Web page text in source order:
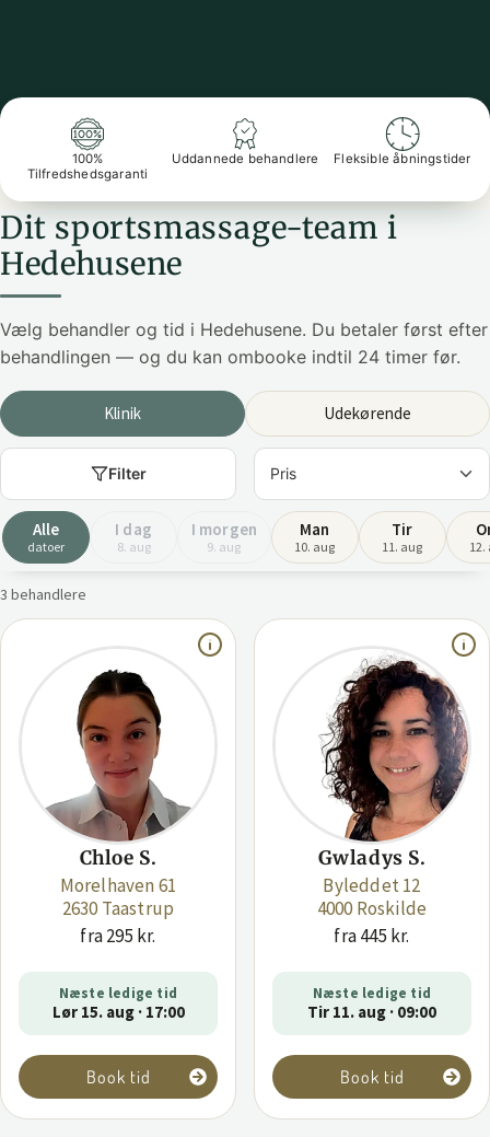
100%
Tilfredshedsgaranti
Uddannede behandlere Fleksible åbningstider
Dit sportsmassage-team i
Hedehusene
Vælg behandler og tid i Hedehusene. Du betaler først efter
behandlingen — og du kan ombooke indtil 24 timer før.
Klinik Udekørende
Filter
Alle
datoer
I dag
8. aug
I morgen
9. aug
Man
10. aug
Tir
11. aug 12.
3 behandlere
Chloe S.
Morelhaven 61
2630 Taastrup
fra 295 kr.
Næste ledige tid
Lør 15. aug · 17:00
Book tid
Gwladys S.
Byleddet 12
4000 Roskilde
fra 445 kr.
Næste ledige tid
Tir 11. aug · 09:00
Book tid